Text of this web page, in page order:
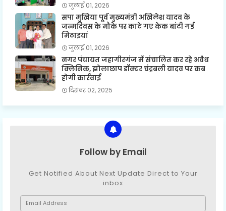
जुलाई 01, 2026
सपा मुखिया पूर्व मुख्यमंत्री अखिलेश यादव के
जन्मदिवस के मौके पर काटे गए केक बांटी गई
मिठाइयां
जुलाई 01, 2026
नगर पंचायत जहागीरगंज में संचालित कर रहे अवैध
क्लिनिक, झोलाछाप डॉक्टर चंद्रबली यादव पर कब
होगी कार्रवाई
दिसंबर 02, 2025
Follow by Email
Get Notified About Next Update Direct to Your
inbox